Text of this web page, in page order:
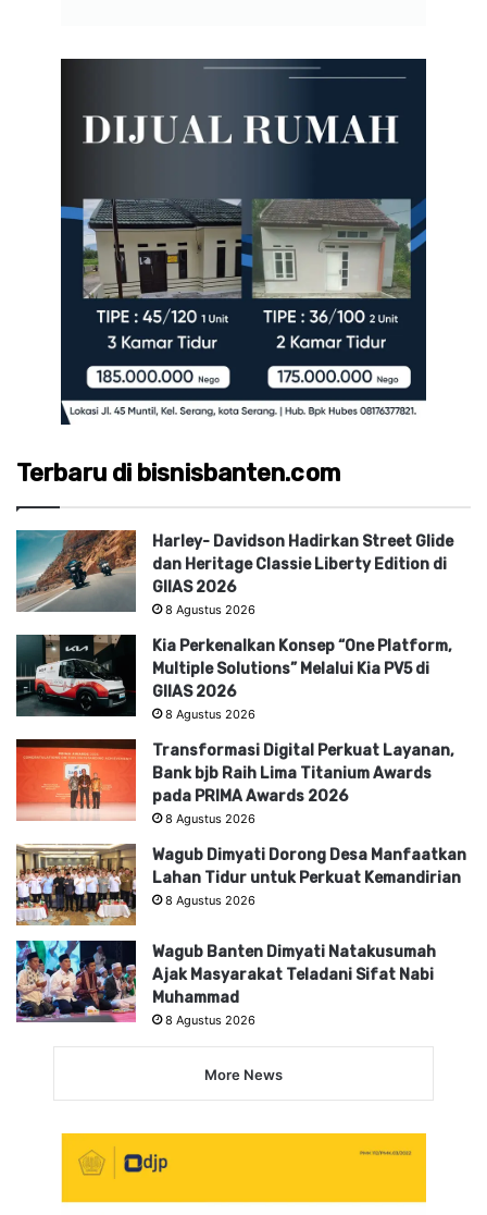
Terbaru di bisnisbanten.com
Harley- Davidson Hadirkan Street Glide
dan Heritage Classie Liberty Edition di
GIIAS 2026
8 Agustus 2026
Kia Perkenalkan Konsep “One Platform,
Multiple Solutions” Melalui Kia PV5 di
GIIAS 2026
8 Agustus 2026
Transformasi Digital Perkuat Layanan,
Bank bjb Raih Lima Titanium Awards
pada PRIMA Awards 2026
8 Agustus 2026
Wagub Dimyati Dorong Desa Manfaatkan
Lahan Tidur untuk Perkuat Kemandirian
8 Agustus 2026
Wagub Banten Dimyati Natakusumah
Ajak Masyarakat Teladani Sifat Nabi
Muhammad
8 Agustus 2026
More News